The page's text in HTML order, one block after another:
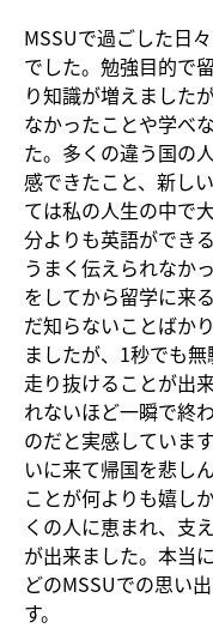
MSSUで過ごした日
でした。勉強目的で
り知識が増えました
なかったことや学べ
た。多くの違う国の
感できたこと、新し
ては私の人生の中で
分よりも英語ができ
うまく伝えられなか
をしてから留学に来
だ知らないことばか
ましたが、1秒でも
走り抜けることが出
れないほど一瞬で終
のだと実感していま
いに来て帰国を悲し
ことが何よりも嬉し
くの人に恵まれ、支
が出来ました。本当
どのMSSUでの思い
す。